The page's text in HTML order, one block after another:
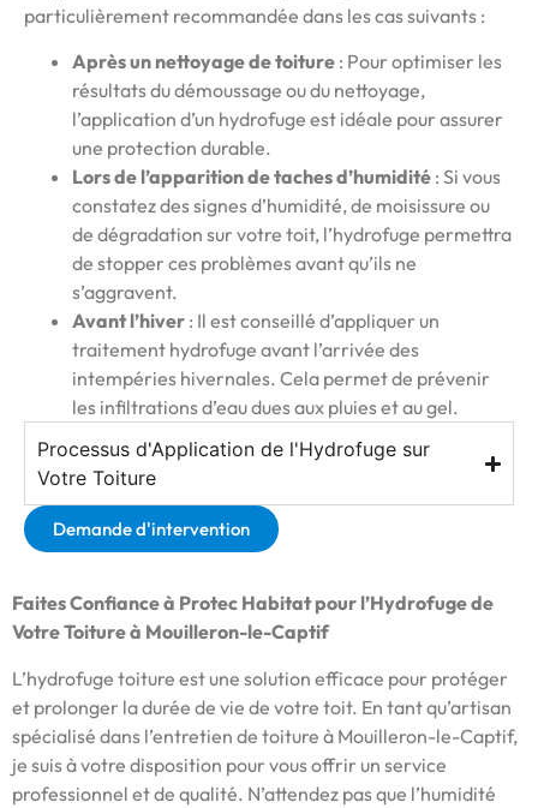
particulièrement recommandée dans les cas suivants :
Après un nettoyage de toiture : Pour optimiser les
résultats du démoussage ou du nettoyage,
l’application d’un hydrofuge est idéale pour assurer
une protection durable.
Lors de l’apparition de taches d’humidité : Si vous
constatez des signes d’humidité, de moisissure ou
de dégradation sur votre toit, l’hydrofuge permettra
de stopper ces problèmes avant qu’ils ne
s’aggravent.
Avant l’hiver : Il est conseillé d’appliquer un
traitement hydrofuge avant l’arrivée des
intempéries hivernales. Cela permet de prévenir
les infiltrations d’eau dues aux pluies et au gel.
Processus d'Application de l'Hydrofuge sur
Votre Toiture
Demande d'intervention
Faites Confiance à Protec Habitat pour l’Hydrofuge de
Votre Toiture à Mouilleron-le-Captif
L’hydrofuge toiture est une solution efficace pour protéger
et prolonger la durée de vie de votre toit. En tant qu’artisan
spécialisé dans l’entretien de toiture à Mouilleron-le-Captif,
je suis à votre disposition pour vous offrir un service
professionnel et de qualité. N’attendez pas que l’humidité